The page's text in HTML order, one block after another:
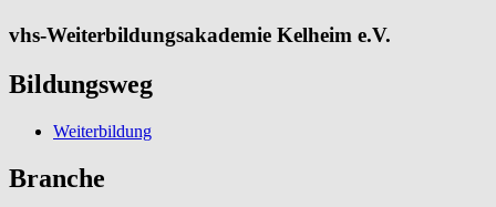
vhs-Weiterbildungsakademie Kelheim e.V.
Bildungsweg
Weiterbildung
Branche